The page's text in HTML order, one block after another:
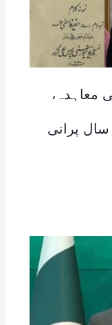
معاہدہ،
شاہ نعمت اللہ ولی کی 600 سال پرانی